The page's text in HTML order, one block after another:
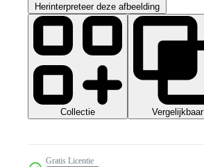
Herinterpreteer deze afbeelding
Collectie Vergelijkbaar
Gratis Licentie